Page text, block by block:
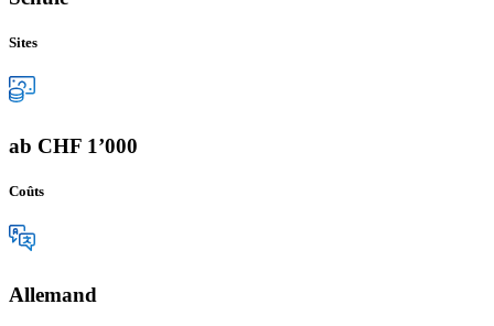
Sites
ab CHF 1’000
Coûts
Allemand